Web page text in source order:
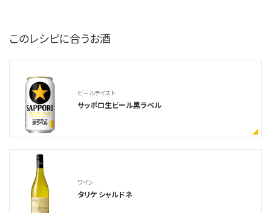
このレシピに合うお酒
ビールテイスト
サッポロ生ビール黒ラベル
ワイン
タリケ シャルドネ